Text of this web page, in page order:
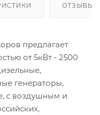
ОТЗЫВЫ
предлагает
от 5кВт - 2500
генераторы,
с воздушным и